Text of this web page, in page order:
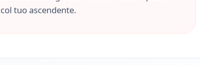
col tuo ascendente.